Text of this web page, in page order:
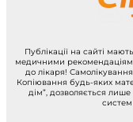
Публікації на сайті
медичними
до лікаря!
Копіювання будь-яких
дім”, дозволяється